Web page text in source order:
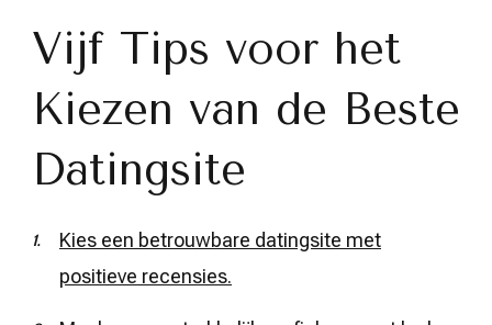
Vijf Tips voor het
Kiezen van de Beste
Datingsite
Kies een betrouwbare datingsite met
positieve recensies.